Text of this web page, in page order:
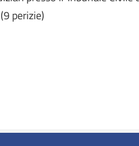
perizie)